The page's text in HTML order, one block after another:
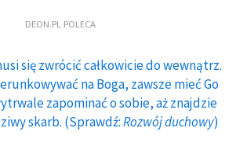
DEON.PL POLECA
się zwrócić całkowicie do wewnątrz.
na Boga, zawsze mieć Go
zapominać o sobie, aż znajdzie
skarb. (Sprawdź:Rozwój duchowy)